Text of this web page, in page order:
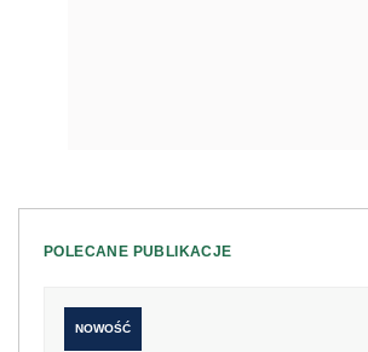
POLECANE PUBLIKACJE
NOWOŚĆ